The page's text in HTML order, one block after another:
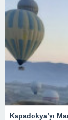
Kapadokya’yı